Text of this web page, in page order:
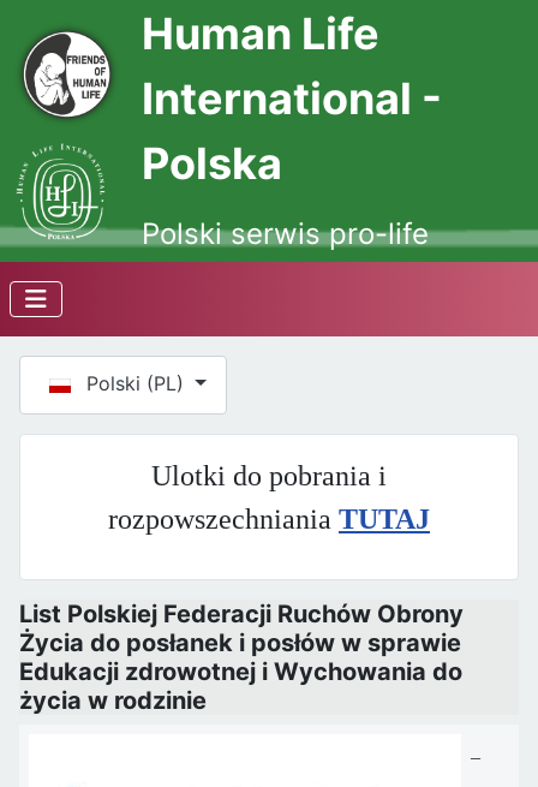
Human Life
International -
Polska
Polski serwis pro-life
Wybierz swój język
Polski (PL)
Ulotki do pobrania i
rozpowszechniania TUTAJ
List Polskiej Federacji Ruchów Obrony
Życia do posłanek i posłów w sprawie
Edukacji zdrowotnej i Wychowania do
życia w rodzinie
–